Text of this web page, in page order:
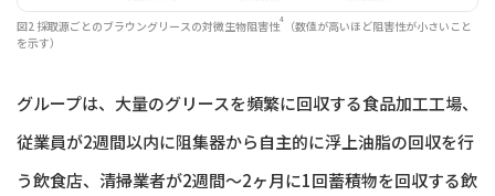
図2 採取源ごとのブラウングリースの対微生物阻害性4
（数値が高いほど阻害性が小さいこと
を示す）
グループは、大量のグリースを頻繁に回収する食品加工工場、
従業員が2週間以内に阻集器から自主的に浮上油脂の回収を行
う飲食店、清掃業者が2週間〜2ヶ月に1回蓄積物を回収する飲